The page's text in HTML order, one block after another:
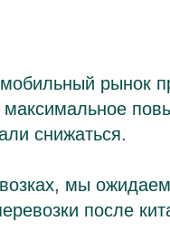
рынок
максимальное
снижаться.
мы
после